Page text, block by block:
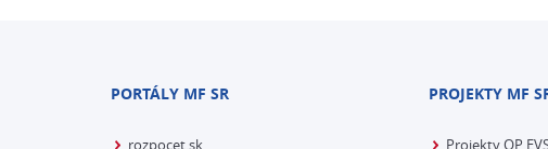
PORTÁLY MF SR
rozpocet.sk
PROJEKTY MF
Projekty OP